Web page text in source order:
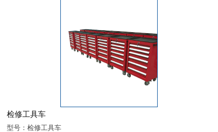
检修工具车
型号：检修工具车